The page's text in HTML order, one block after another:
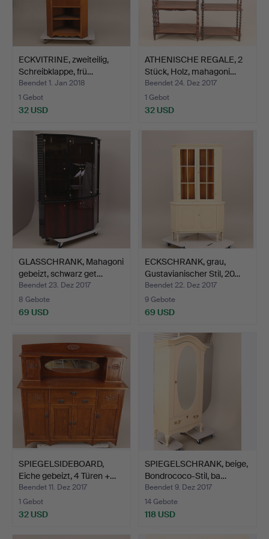
ECKVITRINE, zweiteilig,
Schreibklappe, frü…
Beendet 1. Jan 2018
1 Gebot
32 USD
ATHENISCHE REGALE, 2
Stück, Holz, mahagoni…
Beendet 24. Dez 2017
1 Gebot
32 USD
GLASSCHRANK, Mahagoni
gebeizt, schwarz get…
Beendet 23. Dez 2017
8 Gebote
69 USD
ECKSCHRANK, grau,
Gustavianischer Stil, 20…
Beendet 22. Dez 2017
9 Gebote
69 USD
SPIEGELSIDEBOARD,
Eiche gebeizt, 4 Türen +…
Beendet 11. Dez 2017
1 Gebot
32 USD
SPIEGELSCHRANK, beige,
Bondrococo-Stil, ba…
Beendet 9. Dez 2017
14 Gebote
118 USD